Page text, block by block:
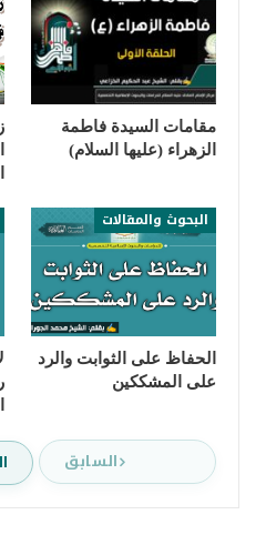
مقامات السيدة فاطمة
الزهراء (عليها السلام)
البحوث والمقالات
الحفاظ على الثوابت والرد
على المشككين
السابق